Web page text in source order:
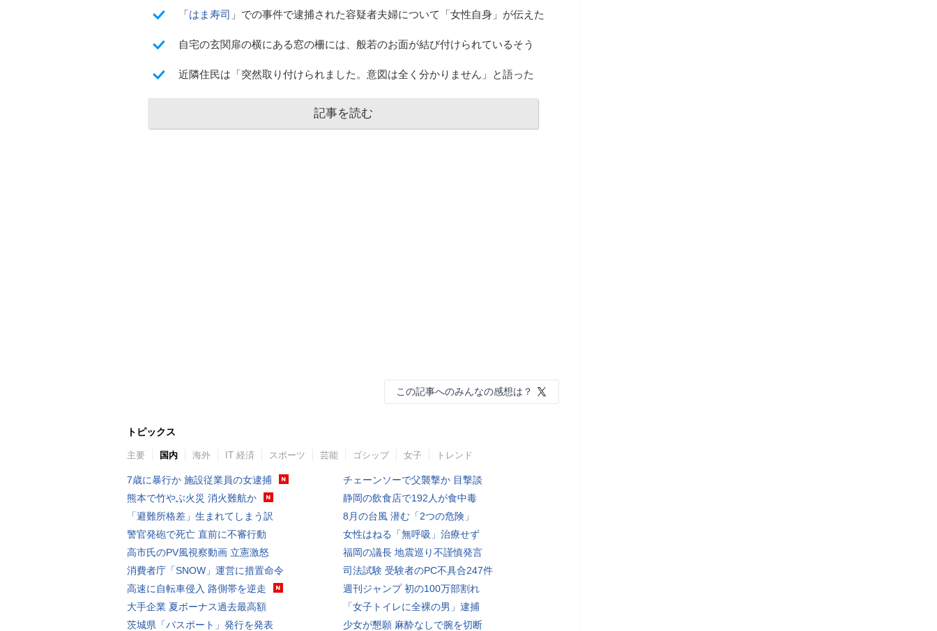
「はま寿司 」での事件で逮捕された容疑者夫婦について「女性自身」が伝えた
自宅の玄関扉の横にある窓の柵には、般若のお面が結び付けられているそう
近隣住民は「突然取り付けられました。意図は全く分かりません」と語った
記事を読む
この記事へのみんなの感想は？
トピックス
主要 国内 海外 IT 経済 スポーツ 芸能 ゴシップ 女子 トレンド
7歳に暴行か 施設従業員の女逮捕
熊本で竹やぶ火災 消火難航か
「避難所格差」生まれてしまう訳
警官発砲で死亡 直前に不審行動
高市氏のPV風視察動画 立憲激怒
消費者庁「SNOW」運営に措置命令
高速に自転車侵入 路側帯を逆走
大手企業 夏ボーナス過去最高額
茨城県「パスポート」発行を発表
チェーンソーで父襲撃か 目撃談
静岡の飲食店で192人が食中毒
8月の台風 潜む「2つの危険」
女性はねる「無呼吸」治療せず
福岡の議長 地震巡り不謹慎発言
司法試験 受験者のPC不具合247件
週刊ジャンプ 初の100万部割れ
「女子トイレに全裸の男」逮捕
少女が懇願 麻酔なしで腕を切断